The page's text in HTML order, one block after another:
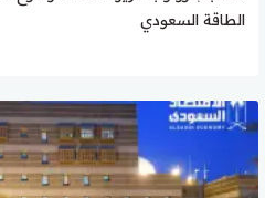
الطاقة السعودي